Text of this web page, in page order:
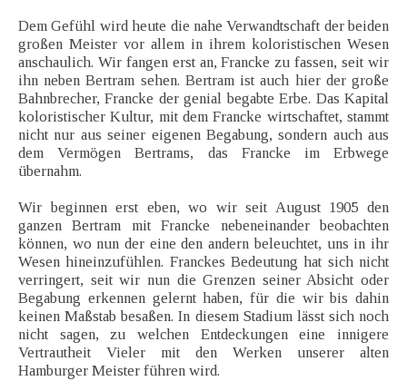
Dem Gefühl wird heute die nahe Verwandtschaft der beiden
großen Meister vor allem in ihrem koloristischen Wesen
anschaulich. Wir fangen erst an, Francke zu fassen, seit wir
ihn neben Bertram sehen. Bertram ist auch hier der große
Bahnbrecher, Francke der genial begabte Erbe. Das Kapital
koloristischer Kultur, mit dem Francke wirtschaftet, stammt
nicht nur aus seiner eigenen Begabung, sondern auch aus
dem Vermögen Bertrams, das Francke im Erbwege
übernahm.
Wir beginnen erst eben, wo wir seit August 1905 den
ganzen Bertram mit Francke nebeneinander beobachten
können, wo nun der eine den andern beleuchtet, uns in ihr
Wesen hineinzufühlen. Franckes Bedeutung hat sich nicht
verringert, seit wir nun die Grenzen seiner Absicht oder
Begabung erkennen gelernt haben, für die wir bis dahin
keinen Maßstab besaßen. In diesem Stadium lässt sich noch
nicht sagen, zu welchen Entdeckungen eine innigere
Vertrautheit Vieler mit den Werken unserer alten
Hamburger Meister führen wird.